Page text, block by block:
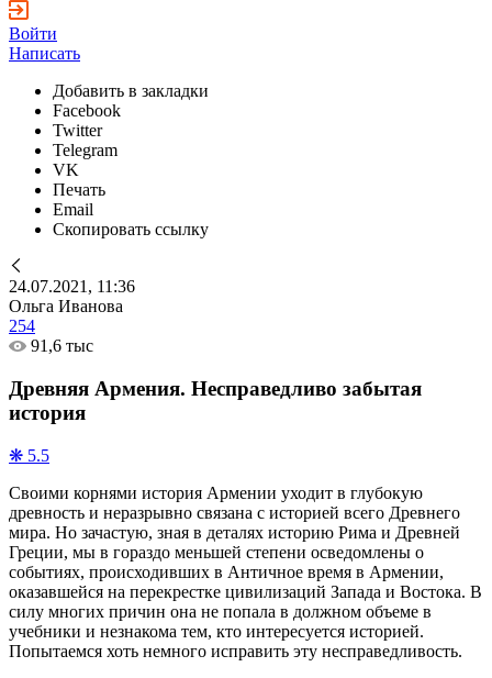
Войти
Написать
Добавить в закладки
Facebook
Twitter
Telegram
VK
Печать
Email
Скопировать ссылку
24.07.2021, 11:36
Ольга Иванова
254
91,6 тыс
Древняя Армения. Несправедливо забытая
история
❋ 5.5
Своими корнями история Армении уходит в глубокую
древность и неразрывно связана с историей всего Древнего
мира. Но зачастую, зная в деталях историю Рима и Древней
Греции, мы в гораздо меньшей степени осведомлены о
событиях, происходивших в Античное время в Армении,
оказавшейся на перекрестке цивилизаций Запада и Востока. В
силу многих причин она не попала в должном объеме в
учебники и незнакома тем, кто интересуется историей.
Попытаемся хоть немного исправить эту несправедливость.